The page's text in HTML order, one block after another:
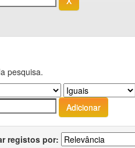
pesquisa.
registos por: